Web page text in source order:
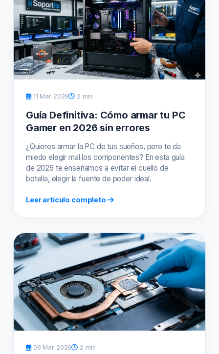
11 Mar 2026 2 min
Guía Definitiva: Cómo armar tu PC
Gamer en 2026 sin errores
¿Quieres armar la PC de tus sueños, pero te da
miedo elegir mal los componentes? En esta guía
de 2026 te enseñamos a evitar el cuello de
botella, elegir la fuente de poder ideal.
Leer artículo completo
09 Mar 2026 2 min